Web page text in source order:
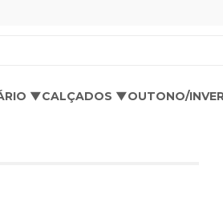
▼CALÇADOS ▼OUTONO/